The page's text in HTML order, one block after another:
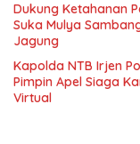
Dukung Ketahanan
Suka Mulya
Jagung
Kapolda NTB Irjen
Pimpin Apel Siaga
Virtual